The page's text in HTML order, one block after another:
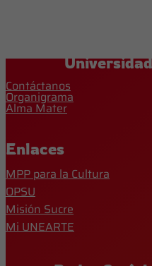
Contáctanos
Organigrama
Alma Mater
Enlaces
MPP para la Cultura
OPSU
Misión Sucre
Mi UNEARTE